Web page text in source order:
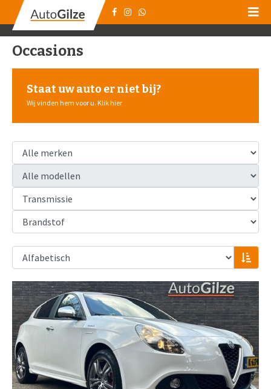
Occasions
Staat uw auto er niet bij?
Wij vinden hem voor u. Klik hier